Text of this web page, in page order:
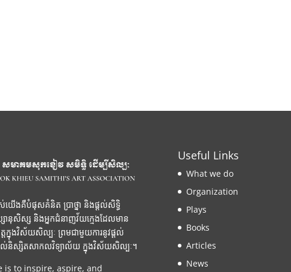
ងគឺបំផុសគំនិត ប្រាថ្នា និងផ្តល់សិទ្ធិ
សិស្ស និងអ្នកជំនាញវ័យក្មេងដែលមាន
ងវិស័យសិល្បៈ ព្រមជាមួយការនូវផ្តល់
និស្សិតសាកលវិទ្យាល័យ ក្នុងវិស័យសិល្បៈ។
is to inspire, aspire, and
Useful Links
What we do
Organization
Plays
Books
Articles
News